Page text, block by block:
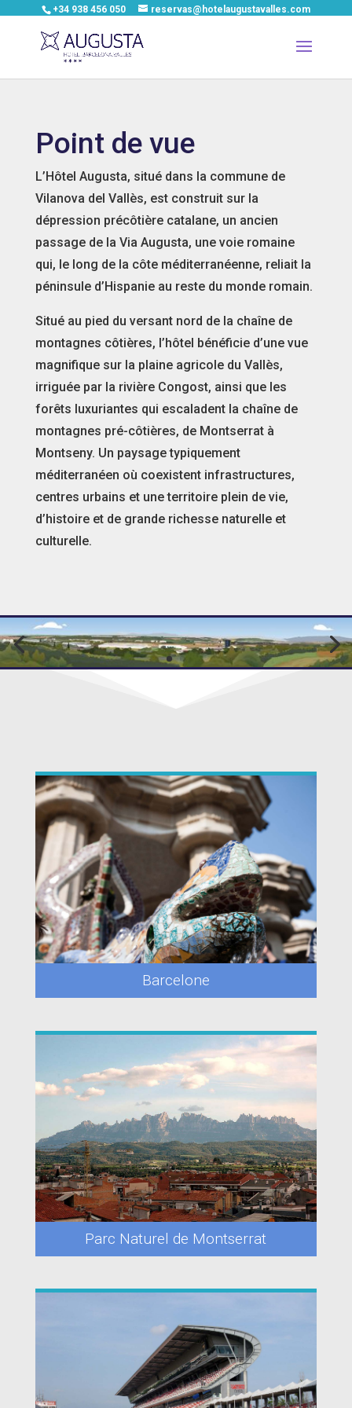
+34 938 456 050 reservas@hotelaugustavalles.com
Point de vue
L’Hôtel Augusta, situé dans la commune de
Vilanova del Vallès, est construit sur la
dépression précôtière catalane, un ancien
passage de la Via Augusta, une voie romaine
qui, le long de la côte méditerranéenne, reliait la
péninsule d’Hispanie au reste du monde romain.
Situé au pied du versant nord de la chaîne de
montagnes côtières, l’hôtel bénéficie d’une vue
magnifique sur la plaine agricole du Vallès,
irriguée par la rivière Congost, ainsi que les
forêts luxuriantes qui escaladent la chaîne de
montagnes pré-côtières, de Montserrat à
Montseny. Un paysage typiquement
méditerranéen où coexistent infrastructures,
centres urbains et une territoire plein de vie,
d’histoire et de grande richesse naturelle et
culturelle.
Barcelone
Parc Naturel de Montserrat